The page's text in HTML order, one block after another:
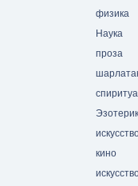
физика
Наука
проза
кино